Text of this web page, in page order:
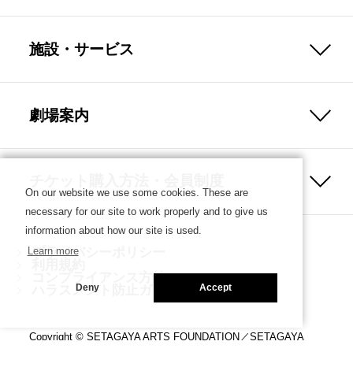
施設・サービス
劇場案内
プライバシーポリシー
コンプライアンス方針
ハラスメント防止ガイドライン
Copyright © SETAGAYA ARTS FOUNDATION／SETAGAYA
On our website we use some cookies. These are
necessary for our site to work properly and to give us
information about how our site is used.
Learn more
Deny Accept